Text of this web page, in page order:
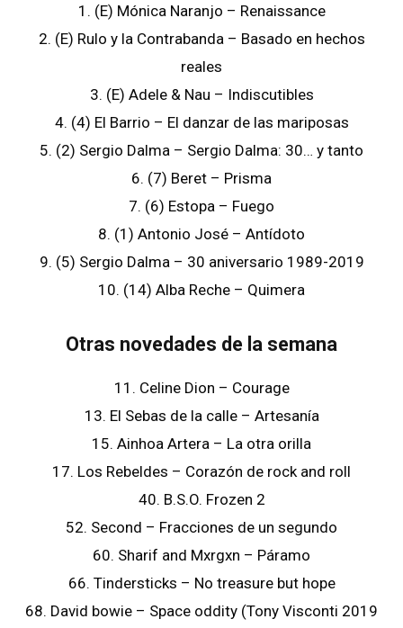
1. (E) Mónica Naranjo – Renaissance
2. (E) Rulo y la Contrabanda – Basado en hechos
reales
3. (E) Adele & Nau – Indiscutibles
4. (4) El Barrio – El danzar de las mariposas
5. (2) Sergio Dalma – Sergio Dalma: 30… y tanto
6. (7) Beret – Prisma
7. (6) Estopa – Fuego
8. (1) Antonio José – Antídoto
9. (5) Sergio Dalma – 30 aniversario 1989-2019
10. (14) Alba Reche – Quimera
Otras novedades de la semana
11. Celine Dion – Courage
13. El Sebas de la calle – Artesanía
15. Ainhoa Artera – La otra orilla
17. Los Rebeldes – Corazón de rock and roll
40. B.S.O. Frozen 2
52. Second – Fracciones de un segundo
60. Sharif and Mxrgxn – Páramo
66. Tindersticks – No treasure but hope
68. David bowie – Space oddity (Tony Visconti 2019